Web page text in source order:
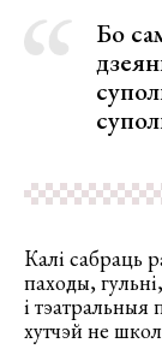
Бо
Калі сабраць
паходы,
і тэатральныя
хутчэй не